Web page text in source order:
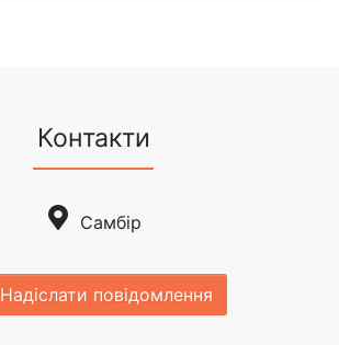
Контакти
Самбір
Надіслати повідомлення